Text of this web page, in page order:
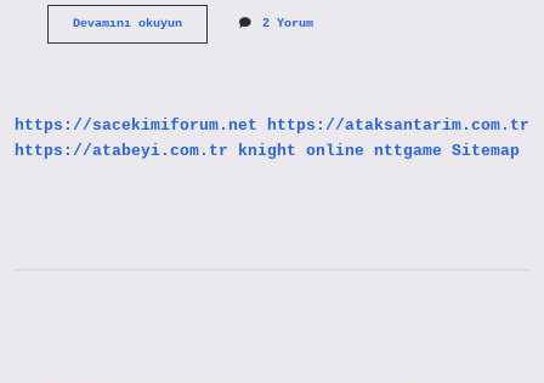
Devamını okuyunKemik
2 Yorum
https://sacekimiforum.net
https://ataksantarim.com.tr
https://atabeyi.com.tr
knight online nttgame Sitemap